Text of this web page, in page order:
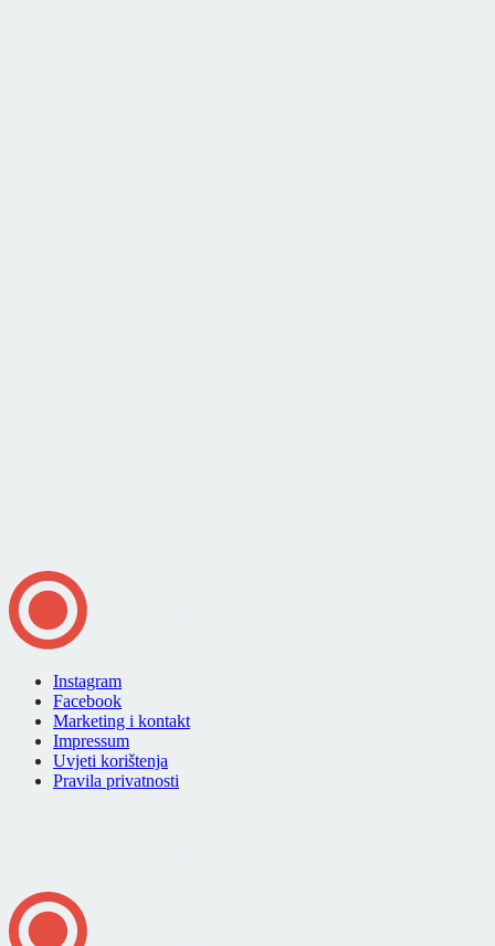
Instagram
Facebook
Marketing i kontakt
Impressum
Uvjeti korištenja
Pravila privatnosti